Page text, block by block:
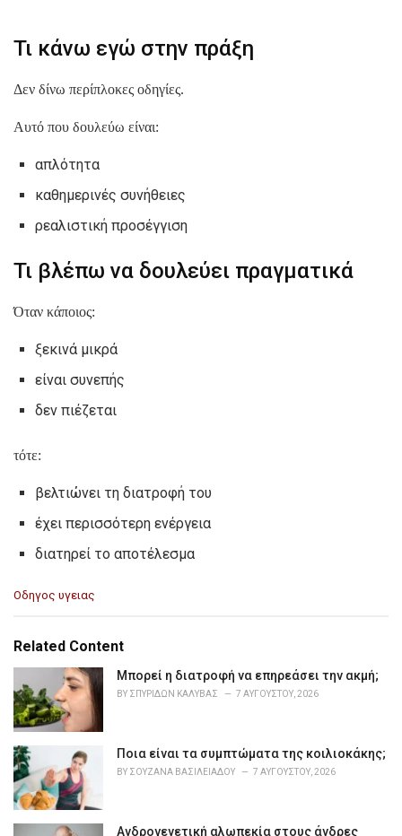
Τι κάνω εγώ στην πράξη
Δεν δίνω περίπλοκες οδηγίες.
Αυτό που δουλεύω είναι:
απλότητα
καθημερινές συνήθειες
ρεαλιστική προσέγγιση
Τι βλέπω να δουλεύει πραγματικά
Όταν κάποιος:
ξεκινά μικρά
είναι συνεπής
δεν πιέζεται
τότε:
βελτιώνει τη διατροφή του
έχει περισσότερη ενέργεια
διατηρεί το αποτέλεσμα
C
e
r
i
e
:
Οδηγος υγειας
Related Content
Μπορεί η διατροφή να επηρεάσει την ακμή;
BY ΣΠΥΡΊΔΩΝ ΚΑΛΎΒΑΣ 7 ΑΥΓΟΎΣΤΟΥ, 2026
Ποια είναι τα συμπτώματα της κοιλιοκάκης;
BY ΣΟΥΖΆΝΑ ΒΑΣΙΛΕΙΆΔΟΥ 7 ΑΥΓΟΎΣΤΟΥ, 2026
Ανδρογενετική αλωπεκία στους άνδρες